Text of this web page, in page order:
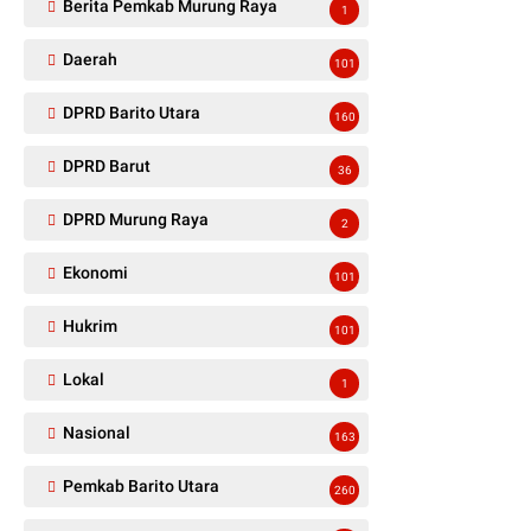
Berita Pemkab Murung Raya 1
Daerah 101
DPRD Barito Utara 160
DPRD Barut 36
DPRD Murung Raya 2
Ekonomi 101
Hukrim 101
Lokal 1
Nasional 163
Pemkab Barito Utara 260